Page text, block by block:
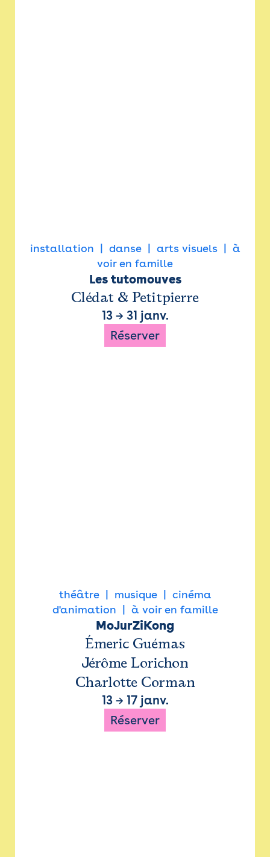
installation danse arts visuels
à
voir en famille
Les tutomouves
Clédat & Petitpierre
13→ 31 janv.
Réserver
théâtre musique
cinéma
d'animation
à voir en famille
MoJurZiKong
Émeric Guémas
Jérôme Lorichon
Charlotte Corman
13→ 17 janv.
Réserver